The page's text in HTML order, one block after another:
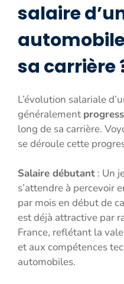
salaire
sa carrière
L’évolution salariale
généralement
long de sa carrière.
se déroule cette
Salaire débutant : Un
s’attendre à percevoir
par mois en début de
est déjà attractive par
France, reflétant la
et aux compétences
automobiles.